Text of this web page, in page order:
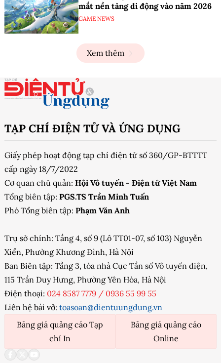
mắt nền tảng di động vào năm 2026
GAME NEWS
Xem thêm
TẠP CHÍ ĐIỆN TỬ VÀ ỨNG DỤNG
Giấy phép hoạt động tạp chí điện tử số 360/GP-BTTTT
cấp ngày 18/7/2022
Cơ quan chủ quản: Hội Vô tuyến - Điện tử Việt Nam
Tổng biên tập: PGS.TS Trần Minh Tuấn
Phó Tổng biên tập: Phạm Văn Anh
Trụ sở chính: Tầng 4, số 9 (Lô TT01-07, số 103) Nguyễn
Xiển, Phường Khương Đình, Hà Nội
Ban Biên tập: Tầng 3, tòa nhà Cục Tần số Vô tuyến điện,
115 Trần Duy Hưng, Phường Yên Hòa, Hà Nội
Điện thoại: 024 8587 7779 / 0936 55 99 55
Liên hệ bài vở: toasoan@dientuungdung.vn
Bảng giá quảng cáo Tạp
chí In
Bảng giá quảng cáo
Online